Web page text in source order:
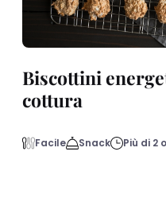
Biscottini
cottura
Facile Snack Più di 2